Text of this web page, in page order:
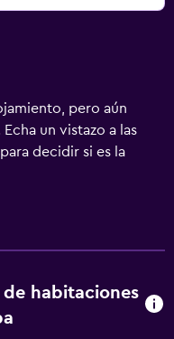
pero aún
un vistazo a las
decidir si es la
de habitaciones